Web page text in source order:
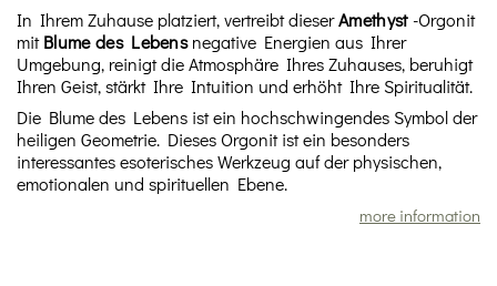
In Ihrem Zuhause platziert, vertreibt dieserAmethyst-Orgonit
mitBlume des Lebensnegative Energien aus Ihrer
Umgebung, reinigt die Atmosphäre Ihres Zuhauses, beruhigt
Ihren Geist, stärkt Ihre Intuition und erhöht Ihre Spiritualität.
Die Blume des Lebens ist ein hochschwingendes Symbol der
heiligen Geometrie. Dieses Orgonit ist ein besonders
interessantes esoterisches Werkzeug auf der physischen,
emotionalen und spirituellen Ebene.
more information